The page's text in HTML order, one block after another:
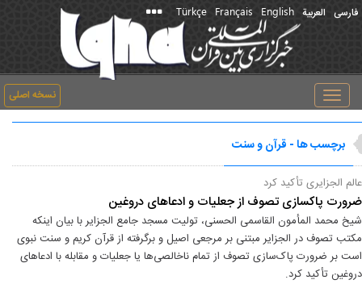
فارسی العربیة English
Français
Türkçe
نسخه اصلی
Toggle
navigation
برچسب ها - قرآن و سنت
عالم الجزایری تأکید کرد
ضرورت پاکسازی تصوف از جعلیات و ادعاهای دروغین
شیخ محمد المأمون القاسمی الحسنی، تولیت مسجد جامع الجزایر با بیان اینکه
مکتب تصوف در الجزایر مبتنی بر مرجعی اصیل و برگرفته از قرآن کریم و سنت نبوی
است بر ضرورت پاک‌سازی تصوف از تمام ناخالصی‌ها یا جعلیات و مقابله با ادعاهای
دروغین تأکید کرد.